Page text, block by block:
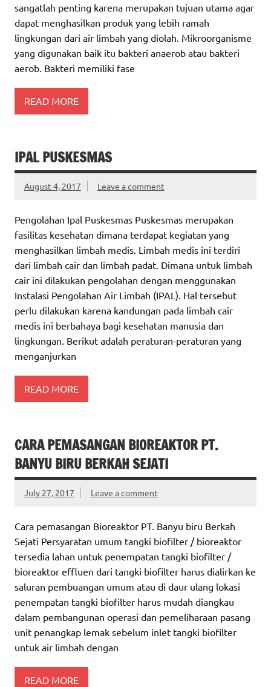
sangatlah penting karena merupakan tujuan utama agar
dapat menghasilkan produk yang lebih ramah
lingkungan dari air limbah yang diolah. Mikroorganisme
yang digunakan baik itu bakteri anaerob atau bakteri
aerob. Bakteri memiliki fase
READ MORE
IPAL PUSKESMAS
August 4, 2017 Leave a comment
Pengolahan Ipal Puskesmas Puskesmas merupakan
fasilitas kesehatan dimana terdapat kegiatan yang
menghasilkan limbah medis. Limbah medis ini terdiri
dari limbah cair dan limbah padat. Dimana untuk limbah
cair ini dilakukan pengolahan dengan menggunakan
Instalasi Pengolahan Air Limbah (IPAL). Hal tersebut
perlu dilakukan karena kandungan pada limbah cair
medis ini berbahaya bagi kesehatan manusia dan
lingkungan. Berikut adalah peraturan-peraturan yang
menganjurkan
READ MORE
CARA PEMASANGAN BIOREAKTOR PT.
BANYU BIRU BERKAH SEJATI
July 27, 2017 Leave a comment
Cara pemasangan Bioreaktor PT. Banyu biru Berkah
Sejati Persyaratan umum tangki biofilter / bioreaktor
tersedia lahan untuk penempatan tangki biofilter /
bioreaktor effluen dari tangki biofilter harus dialirkan ke
saluran pembuangan umum atau di daur ulang lokasi
penempatan tangki biofilter harus mudah diangkau
dalam pembangunan operasi dan pemeliharaan pasang
unit penangkap lemak sebelum inlet tangki biofilter
untuk air limbah dengan
READ MORE